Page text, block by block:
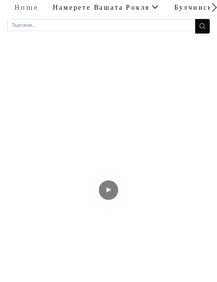
Home Намерете Вашата Рокля